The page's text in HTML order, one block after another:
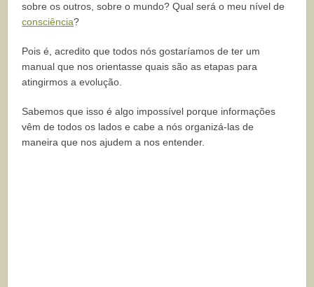
sobre os outros, sobre o mundo? Qual será o meu nível de
consciência?
Pois é, acredito que todos nós gostaríamos de ter um
manual que nos orientasse quais são as etapas para
atingirmos a evolução.
Sabemos que isso é algo impossível porque informações
vêm de todos os lados e cabe a nós organizá-las de
maneira que nos ajudem a nos entender.